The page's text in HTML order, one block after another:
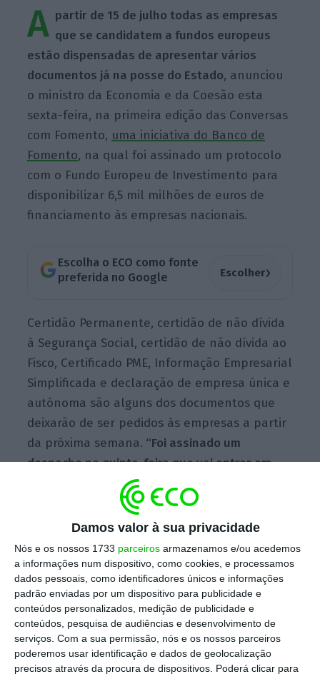
Damos valor à sua privacidade
Nós e os nossos 1733 parceiros armazenamos e/ou acedemos
a informações num dispositivo, como cookies, e processamos
dados pessoais, como identificadores únicos e informações
padrão enviadas por um dispositivo para publicidade e
conteúdos personalizados, medição de publicidade e
conteúdos, pesquisa de audiências e desenvolvimento de
serviços. Com a sua permissão, nós e os nossos parceiros
poderemos usar identificação e dados de geolocalização
precisos através da procura de dispositivos. Poderá clicar para
A partir de 15 de julho todas as empresas
que se candidatem a fundos europeus
estão dispensadas de apresentar vários
documentos já na posse do Estado, anunciou
o ministro da Economia e da Coesão esta
sexta-feira, na primeira edição das Conversas
com Fomento, uma iniciativa do Banco de
Fomento, na qual foi assinado um protocolo
com o Fundo Europeu de Investimento para
disponibilizar 6,5 mil milhões de euros de
financiamento às empresas nacionais.
Escolha o ECO como fonte
preferida no Google
Escolher›
Certidão Permanente, certidão de não dívida
à Segurança Social, certidão de não dívida ao
Fisco, Certificado PME, Informação Empresarial
Simplificada e declaração de empresa única e
autónoma são alguns dos documentos que
deixarão de ser pedidos às empresas a partir
da próxima semana. “Foi assinado um
despacho na quinta-feira que vai entrar em
vigor na próxima semana, a dar instruções às
empresas nesse sentido”,explicou ao ECO,
Castro Almeida à margem do evento do qual
media partner